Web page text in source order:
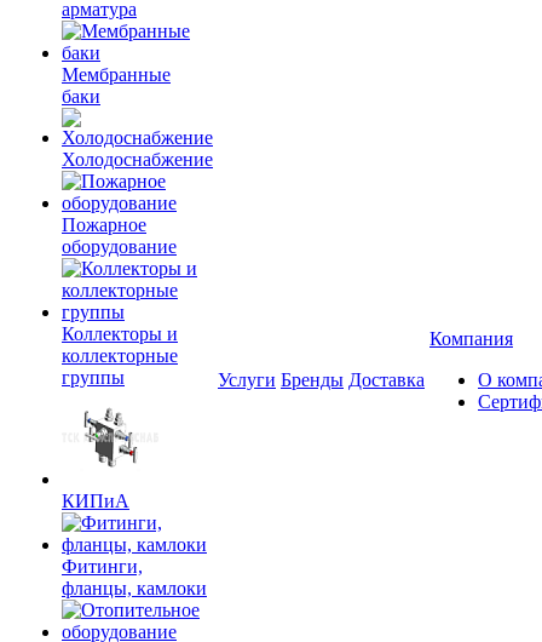
арматура
Мембранные
баки
Холодоснабжение
Пожарное
оборудование
Коллекторы и
коллекторные
группы
КИПиА
Фитинги,
фланцы, камлоки
Услуги Бренды Доставка
Компания
О